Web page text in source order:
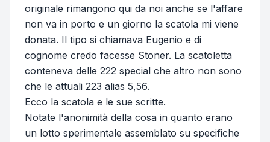
originale rimangono qui da noi anche se l'affare
non va in porto e un giorno la scatola mi viene
donata. Il tipo si chiamava Eugenio e di
cognome credo facesse Stoner. La scatoletta
conteneva delle 222 special che altro non sono
che le attuali 223 alias 5,56.
Ecco la scatola e le sue scritte.
Notate l'anonimità della cosa in quanto erano
un lotto sperimentale assemblato su specifiche